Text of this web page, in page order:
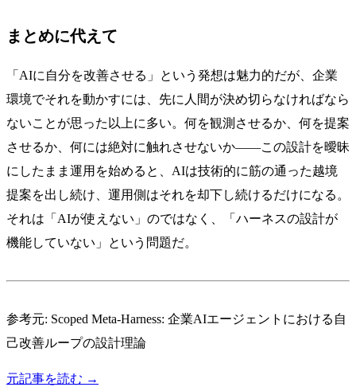
まとめに代えて
「AIに自分を改善させる」という発想は魅力的だが、企業
環境でそれを動かすには、先に人間が決め切らなければなら
ないことが思った以上に多い。何を観測させるか、何を提案
させるか、何には絶対に触れさせないか——この設計を曖昧
にしたまま運用を始めると、AIは技術的に筋の通った越境
提案を出し続け、運用側はそれを却下し続けるだけになる。
それは「AIが使えない」のではなく、「ハーネスの設計が
機能していない」という問題だ。
参考元: Scoped Meta-Harness: 企業AIエージェントにおける自
己改善ループの設計理論
元記事を読む →